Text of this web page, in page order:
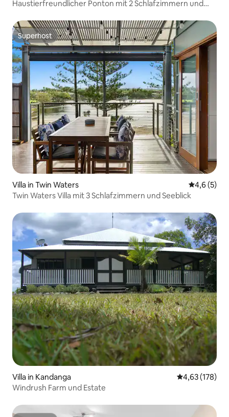
Haustierfreundlicher Ponton mit 2 Schlafzimmern und
Superhost
Superhost
Villa in Twin Waters
4,6 (5)
Twin Waters Villa mit 3 Schlafzimmern und Seeblick
Villa in Kandanga
4,63 (178)
Windrush Farm und Estate